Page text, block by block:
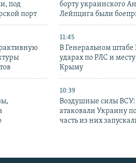
под
порт
борту украинского
Лейпцига были
11:45
В Генеральном штабе
ударах по РЛС и
Крыму
10:39
Воздушные силы
атаковали Украину
часть из них